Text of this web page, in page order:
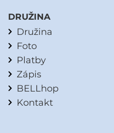
DRUŽINA
Družina
Foto
Platby
Zápis
BELLhop
Kontakt